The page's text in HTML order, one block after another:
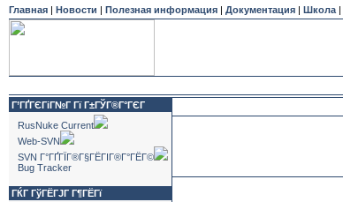
Главная | Новости | Полезная информация | Документация | Школа |
Г’ГҐГЄГіГ№Г Гї Г±ГЎГ®Г°ГЄГ
RusNuke Current
Web-SVN
SVN Г°ГҐГЇГ®Г§ГЁГІГ®Г°ГЁГ©
Bug Tracker
ГЌГ ГўГЁГЈГ Г¶ГЁГї